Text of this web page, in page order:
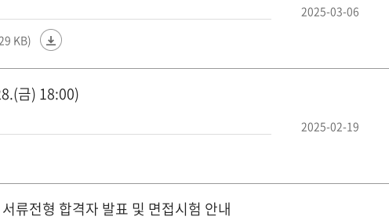
KB)
2025-03-06
금) 18:00)
2025-02-19
류전형 합격자 발표 및 면접시험 안내